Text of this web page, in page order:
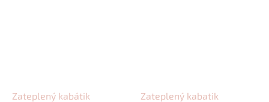
Zateplený kabátik Zateplený kabatik